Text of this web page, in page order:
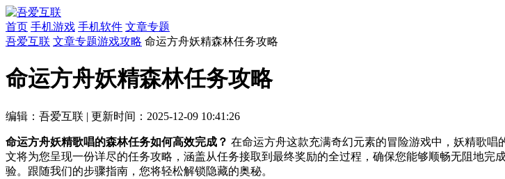
首页 手机游戏 手机软件 文章专题
吾爱互联 文章专题游戏攻略 命运方舟妖精森林任务攻略
命运方舟妖精森林任务攻略
编辑：吾爱互联 | 更新时间：2025-12-09 10:41:26
命运方舟妖精歌唱的森林任务如何高效完成？ 在命运方舟这款充满奇幻元素的冒险游戏中，妖精歌
文将为您呈现一份详尽的任务攻略，涵盖从任务接取到最终奖励的全过程，确保您能够顺畅无阻地
验。跟随我们的步骤指南，您将轻松解锁隐藏的奥秘。